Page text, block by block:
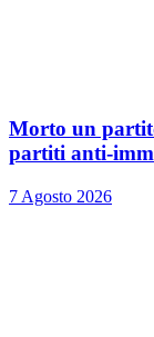
Morto un
partiti anti-
7 Agosto 2026